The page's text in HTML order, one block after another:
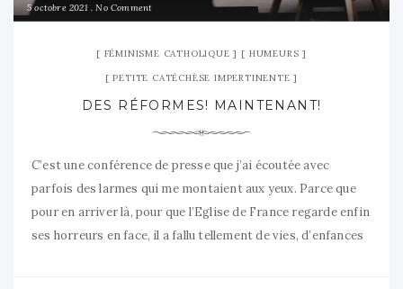
5 octobre 2021 No Comment
FÉMINISME CATHOLIQUE HUMEURS
PETITE CATÉCHÈSE IMPERTINENTE
DES RÉFORMES! MAINTENANT!
C’est une conférence de presse que j’ai écoutée avec
parfois des larmes qui me montaient aux yeux. Parce que
pour en arriver là, pour que l’Eglise de France regarde enfin
ses horreurs en face, il a fallu tellement de vies, d’enfances